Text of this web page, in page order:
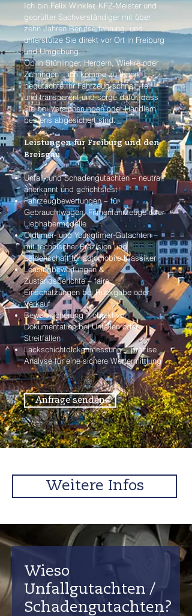
Ich bin Felix Winkler, KFZ-Meister und
geprüfter Sachverständiger mit über
zehn Jahren Berufserfahrung, und
unterstütze Sie direkt vor Ort in Freiburg
und Umgebung.
Ob in Stühlinger, Herdern, Wiehre oder
Zähringen – ich komme zu Ihnen,
begutachte Ihr Fahrzeug schnell, fair
und transparent und sorge dafür, dass
Sie bei Versicherungen oder Händlern
bestens abgesichert sind.
Leistungen für Freiburg und den
Breisgau
Unfall- und Schadengutachten – neutral,
anerkannt und gerichtsfest
Fahrzeugbewertungen – für
Gebrauchtwagen, Firmenfahrzeuge oder
Liebhabermodelle
Oldtimer- und Youngtimer-Gutachten –
mit technischer Präzision und
Leidenschaft für automobile Klassiker
Leasingbewertungen &
Zustandsberichte – faire
Einschätzungen bei Rückgabe oder
Verkauf
Beweissicherung – objektive
Dokumentation bei Unfällen oder
Streitfällen
Lackschichtdickenmessung – präzise
Analyse für eine sichere Wertermittlung
Anfrage senden
Weitere Infos
Wieso
Unfallgutachten /
Schadengutachten?